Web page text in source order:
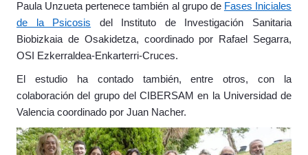
Paula Unzueta pertenece también al grupo de Fases Iniciales
de la Psicosis del Instituto de Investigación Sanitaria
Biobizkaia de Osakidetza, coordinado por Rafael Segarra,
OSI Ezkerraldea-Enkarterri-Cruces.
El estudio ha contado también, entre otros, con la
colaboración del grupo del CIBERSAM en la Universidad de
Valencia coordinado por Juan Nacher.